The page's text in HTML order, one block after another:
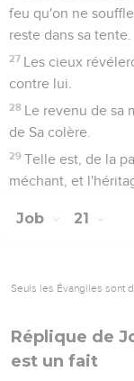
feu qu'on ne
reste dans sa tente.
27 Les cieux
contre lui.
28 Le revenu de sa
de Sa colère.
29 Telle est, de la
méchant, et
Job 21
Seuls les Évangiles sont
Réplique de
est un fait